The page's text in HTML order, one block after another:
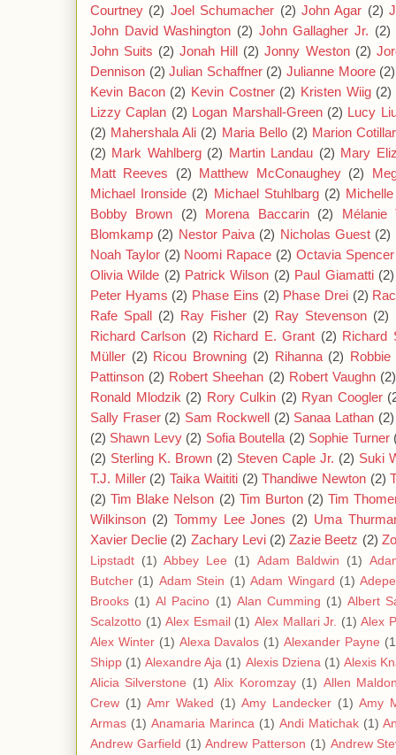
Courtney (2) Joel Schumacher (2) John Agar (2)
John David Washington (2) John Gallagher Jr. (2)
John Suits (2) Jonah Hill (2) Jonny Weston (2)
Dennison (2) Julian Schaffner (2) Julianne Moore (2)
Kevin Bacon (2) Kevin Costner (2) Kristen Wiig (2)
Lizzy Caplan (2) Logan Marshall-Green (2) Lucy
(2) Mahershala Ali (2) Maria Bello (2) Marion
(2) Mark Wahlberg (2) Martin Landau (2) Mary
Matt Reeves
(2) Matthew McConaughey (2)
Michael Ironside (2) Michael Stuhlbarg (2)
Bobby Brown
(2) Morena Baccarin (2)
Mélanie
Blomkamp (2) Nestor Paiva (2) Nicholas Guest (2)
Noah Taylor (2) Noomi Rapace (2) Octavia Spencer
Olivia Wilde (2) Patrick Wilson (2) Paul Giamatti (2)
Peter Hyams (2) Phase Eins (2) Phase Drei (2)
Rafe Spall (2) Ray Fisher (2) Ray Stevenson (2)
Richard Carlson (2) Richard E. Grant (2) Richard
Müller (2) Ricou Browning (2) Rihanna (2) Robbie
Pattinson (2) Robert Sheehan (2) Robert Vaughn (2)
Ronald Mlodzik (2) Rory Culkin (2) Ryan Coogler
Sally Fraser (2) Sam Rockwell (2) Sanaa Lathan (2)
(2) Shawn Levy (2) Sofia Boutella (2) Sophie Turner
(2) Sterling K. Brown (2) Steven Caple Jr. (2) Suki
T.J. Miller (2) Taika Waititi (2) Thandiwe Newton (2)
(2) Tim Blake Nelson (2) Tim Burton (2) Tim
Wilkinson (2) Tommy Lee Jones (2) Uma
Xavier Declie (2) Zachary Levi (2) Zazie Beetz (2)
Lipstadt (1) Abbey Lee (1) Adam Baldwin (1)
Butcher (1) Adam Stein (1) Adam Wingard (1)
Brooks (1) Al Pacino (1) Alan Cumming (1) Albert
Scalzotto (1) Alex Esmail (1) Alex Mallari Jr. (1) Alex
Alex Winter (1) Alexa Davalos (1) Alexander Payne
Shipp (1) Alexandre Aja (1) Alexis Dziena (1) Alexis
Alicia Silverstone (1) Alix Koromzay (1) Allen
Crew (1) Amr Waked (1) Amy Landecker (1) Amy
Armas (1) Anamaria Marinca (1) Andi Matichak (1)
Andrew Garfield (1) Andrew Patterson (1) Andrew